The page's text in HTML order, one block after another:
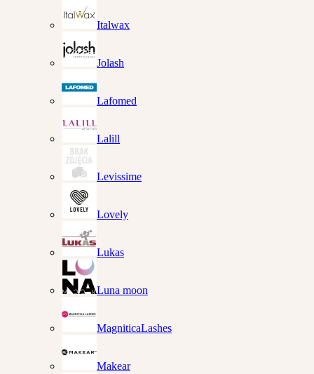
Italwax
Jolash
Lafomed
Lalill
Levissime
Lovely
Lukas
Luna moon
MagniticaLashes
Makear